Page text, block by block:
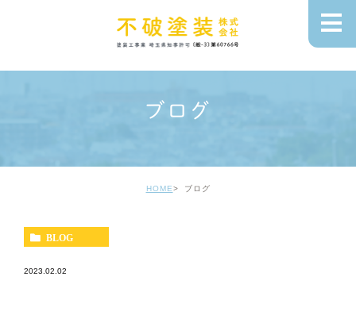
ブログ
HOME ブログ
BLOG
2023.02.02